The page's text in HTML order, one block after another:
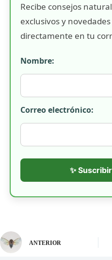
Recibe consejos
exclusivos y
directamente en tu
Nombre:
Correo electrónico:
✨
ANTERIOR